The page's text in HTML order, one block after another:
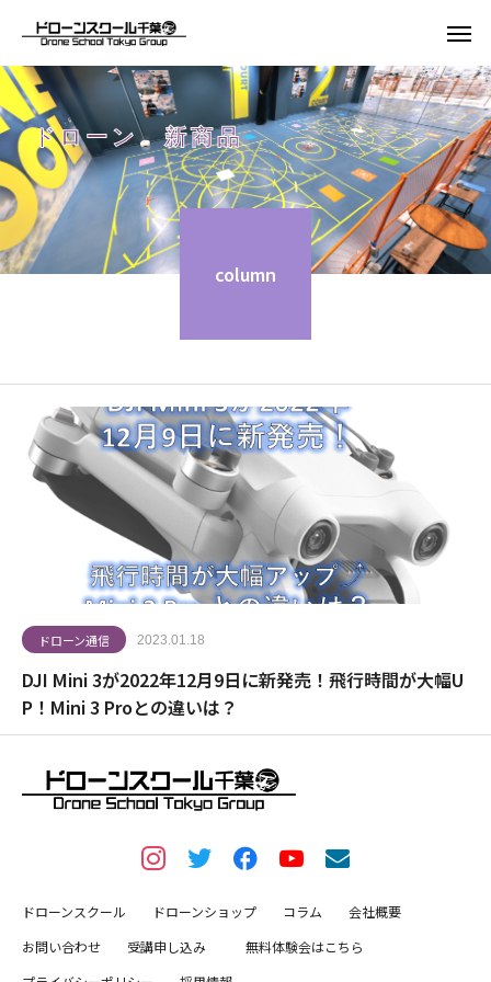
ドローン 新商品
column
ドローン通信 2023.01.18
DJI Mini 3が2022年12月9日に新発売！飛行時間が大幅U
P！Mini 3 Proとの違いは？
ドローンスクール ドローンショップ コラム
会社概要
お問い合わせ
受講申し込み
無料体験会はこちら